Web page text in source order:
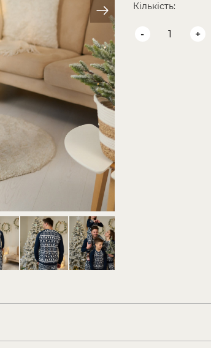
Кількість:
- +